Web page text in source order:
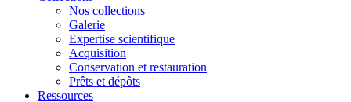
Nos collections
Galerie
Expertise scientifique
Acquisition
Conservation et restauration
Prêts et dépôts
Ressources